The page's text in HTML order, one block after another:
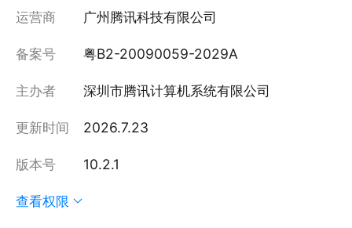
运营商 广州腾讯科技有限公司
备案号 粤B2-20090059-2029A
主办者 深圳市腾讯计算机系统有限公司
更新时间 2026.7.23
版本号 10.2.1
查看权限